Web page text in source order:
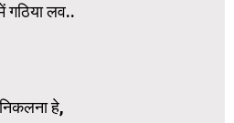
गठिया लव..
हे,